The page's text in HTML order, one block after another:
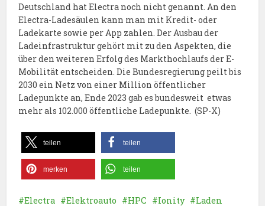
Deutschland hat Electra noch nicht genannt. An den
Electra-Ladesäulen kann man mit Kredit- oder
Ladekarte sowie per App zahlen. Der Ausbau der
Ladeinfrastruktur gehört mit zu den Aspekten, die
über den weiteren Erfolg des Markthochlaufs der E-
Mobilität entscheiden. Die Bundesregierung peilt bis
2030 ein Netz von einer Million öffentlicher
Ladepunkte an, Ende 2023 gab es bundesweit etwas
mehr als 102.000 öffentliche Ladepunkte. (SP-X)
teilen teilen
merken teilen
Electra Elektroauto HPC Ionity
Laden